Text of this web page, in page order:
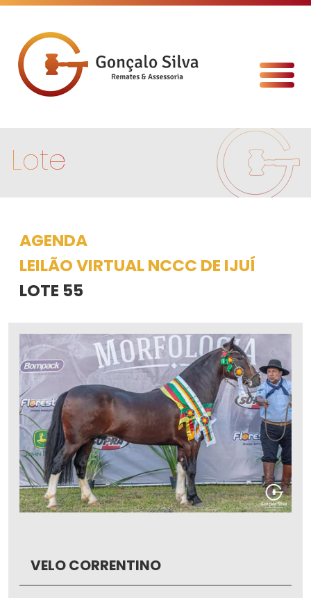
Lote
AGENDA
LEILÃO VIRTUAL NCCC DE IJUÍ
LOTE 55
VELO CORRENTINO